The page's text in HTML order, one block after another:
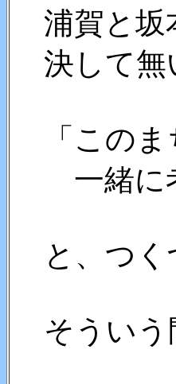
浦賀と坂
決して無
「このま
一緒に考
と、つく
そういう